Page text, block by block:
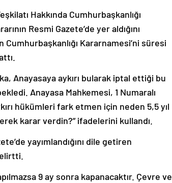
Hakkında Cumhurbaşkanlığı
Resmi Gazete’de yer aldığını
Cumhurbaşkanlığı Kararnamesi’ni süresi
Anayasaya aykırı bularak iptal ettiği bu
Anayasa Mahkemesi, 1 Numaralı
hükümleri fark etmen için neden 5,5 yıl
karar verdin?” ifadelerini kullandı.
yayımlandığını dile getiren
9 ay sonra kapanacaktır. Çevre ve